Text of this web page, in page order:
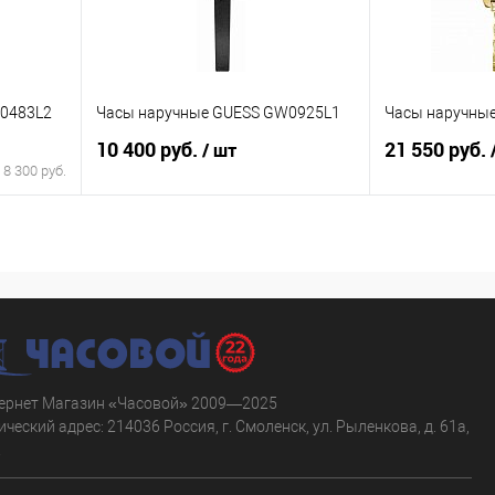
8 300 руб.
Часы наручные GUESS GW0925L1
10 400 руб. / шт
Купить в 1 клик
К сравнению
В избранное
Часы
21 550 руб.
Купить в 1
Магазин «Часовой» 2009—2025
адрес: 214036 Россия, г. Смоленск, ул. Рыленкова, д. 61а,